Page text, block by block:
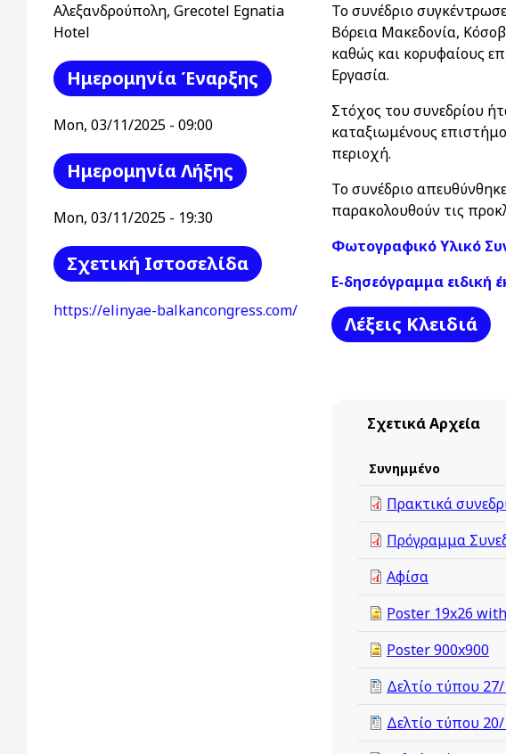
Αλεξανδρούπολη, Grecotel Egnatia
Hotel
Ημερομηνία Έναρξης
Mon, 03/11/2025 - 09:00
Ημερομηνία Λήξης
Mon, 03/11/2025 - 19:30
Σχετική Ιστοσελίδα
https://elinyae-balkancongress.com/
Το συνέδριο
Βόρεια Μακεδονία,
καθώς και κορυφαίους
Εργασία.
Στόχος του συνεδρίου
καταξιωμένους
περιοχή.
Το συνέδριο
παρακολουθούν τις
Φωτογραφικό Υλικό
E-δησεόγραμμα ειδική
Λέξεις Kλειδιά
Σχετικά Αρχεία
Συνημμένο
Πρακτικά
Πρόγραμμα
Αφίσα
Poster 19x26
Poster 900x900
Δελτίο τύπου
Δελτίο τύπου